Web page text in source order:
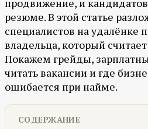
продвижение, и
резюме. В этой статье
специалистов на удалёнке
владельца, который
Покажем грейды,
читать вакансии и где
ошибается при найме.
СОДЕРЖАНИЕ